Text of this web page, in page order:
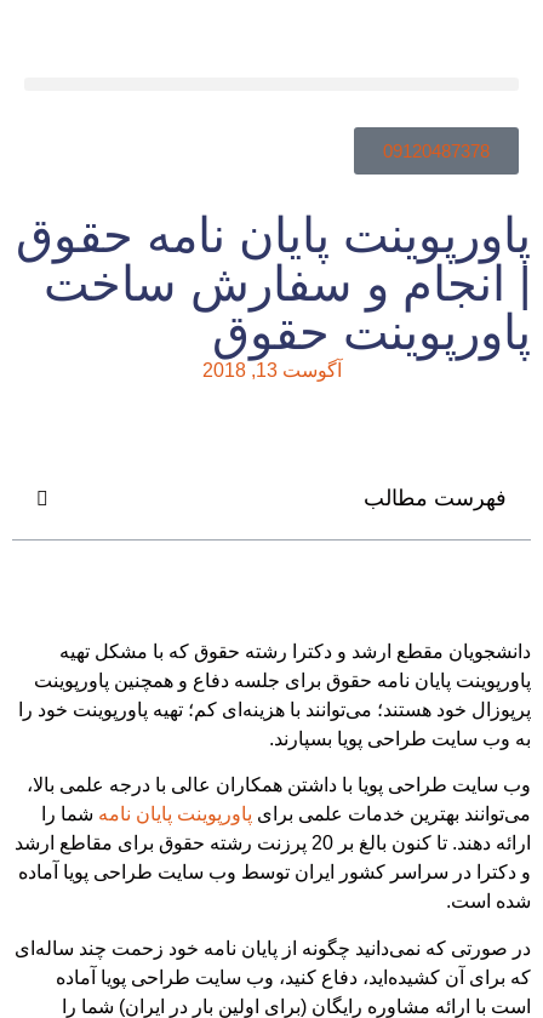
09120487378
پاورپوینت پایان نامه حقوق
| انجام و سفارش ساخت
پاورپوینت حقوق
آگوست 13, 2018
فهرست مطالب
دانشجویان مقطع ارشد و دکترا رشته حقوق که با مشکل تهیه
پاورپوینت پایان نامه حقوق برای جلسه دفاع و همچنین پاورپوینت
پرپوزال خود هستند؛ می‌توانند با هزینه‌ای کم؛ تهیه پاورپوینت خود را
به وب سایت طراحی پویا بسپارند.
وب سایت طراحی پویا با داشتن همکاران عالی با درجه علمی بالا،
می‌توانند بهترین خدمات علمی برای پاورپوینت پایان نامه شما را
ارائه دهند. تا کنون بالغ بر 20 پرزنت رشته حقوق برای مقاطع ارشد
و دکترا در سراسر کشور ایران توسط وب سایت طراحی پویا آماده
شده است.
در صورتی که نمی‌دانید چگونه از پایان نامه خود زحمت چند ساله‌ای
که برای آن کشیده‌اید، دفاع کنید، وب سایت طراحی پویا آماده
است با ارائه مشاوره رایگان (برای اولین بار در ایران) شما را